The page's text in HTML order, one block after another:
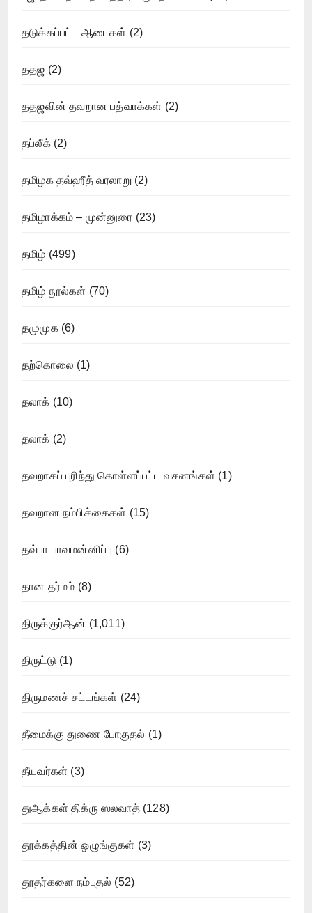
தடுக்கப்பட்ட ஆடைகள் (2)
ததஜ (2)
ததஜவின் தவறான பத்வாக்கள் (2)
தப்லீக்(2)
தமிழக தவ்ஹீத் வரலாறு (2)
தமிழாக்கம் – முன்னுரை (23)
தமிழ் (499)
தமிழ் நூல்கள் (70)
தமுமுக(6)
தற்கொலை (1)
தலாக் (10)
தலாக் (2)
தவறாகப் புரிந்து கொள்ளப்பட்ட வசனங்கள் (1)
தவறான நம்பிக்கைகள் (15)
தவ்பா பாவமன்னிப்பு (6)
தான தர்மம் (8)
திருக்குர்ஆன் (1,011)
திருட்டு (1)
திருமணச் சட்டங்கள் (24)
தீமைக்கு துணை போகுதல் (1)
தீயவர்கள் (3)
துஆக்கள் திக்ரு ஸலவாத்(128)
தூக்கத்தின் ஒழுங்குகள் (3)
தூதர்களை நம்புதல் (52)